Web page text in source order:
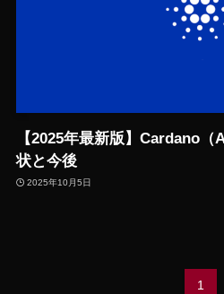
【2025年最新版】Cardano
状と今後
2025年10月5日
1